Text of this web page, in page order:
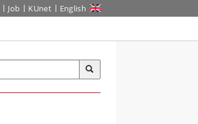
Job KUnet English